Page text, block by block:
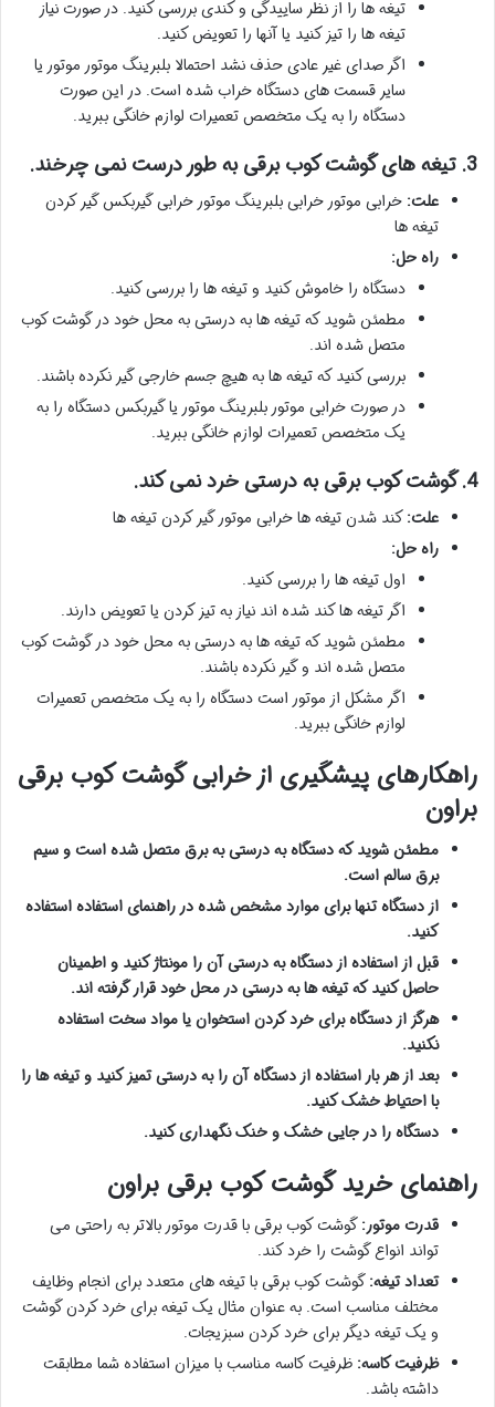
تیغه ها را از نظر ساییدگی و کندی بررسی کنید. در صورت نیاز
تیغه ها را تیز کنید یا آنها را تعویض کنید.
اگر صدای غیر عادی حذف نشد احتمالا بلبرینگ موتور موتور یا
سایر قسمت های دستگاه خراب شده است. در این صورت
دستگاه را به یک متخصص تعمیرات لوازم خانگی ببرید.
3. تیغه های گوشت کوب برقی به طور درست نمی چرخند.
علت: خرابی موتور خرابی بلبرینگ موتور خرابی گیربکس گیر کردن
تیغه ها
راه حل:
دستگاه را خاموش کنید و تیغه ها را بررسی کنید.
مطمئن شوید که تیغه ها به درستی به محل خود در گوشت کوب
متصل شده اند.
بررسی کنید که تیغه ها به هیچ جسم خارجی گیر نکرده باشند.
در صورت خرابی موتور بلبرینگ موتور یا گیربکس دستگاه را به
یک متخصص تعمیرات لوازم خانگی ببرید.
4. گوشت کوب برقی به درستی خرد نمی کند.
علت:کند شدن تیغه ها خرابی موتور گیر کردن تیغه ها
راه حل:
اول تیغه ها را بررسی کنید.
اگر تیغه ها کند شده اند نیاز به تیز کردن یا تعویض دارند.
مطمئن شوید که تیغه ها به درستی به محل خود در گوشت کوب
متصل شده اند و گیر نکرده باشند.
اگر مشکل از موتور است دستگاه را به یک متخصص تعمیرات
لوازم خانگی ببرید.
راهکارهای پیشگیری از خرابی گوشت کوب برقی
براون
مطمئن شوید که دستگاه به درستی به برق متصل شده است و سیم
برق سالم است.
از دستگاه تنها برای موارد مشخص شده در راهنمای استفاده استفاده
کنید.
قبل از استفاده از دستگاه به درستی آن را مونتاژ کنید و اطمینان
حاصل کنید که تیغه ها به درستی در محل خود قرار گرفته اند.
هرگز از دستگاه برای خرد کردن استخوان یا مواد سخت استفاده
نکنید.
بعد از هر بار استفاده از دستگاه آن را به درستی تمیز کنید و تیغه ها را
با احتیاط خشک کنید.
دستگاه را در جایی خشک و خنک نگهداری کنید.
راهنمای خرید گوشت کوب برقی براون
قدرت موتور:گوشت کوب برقی با قدرت موتور بالاتر به راحتی می
تواند انواع گوشت را خرد کند.
تعداد تیغه:گوشت کوب برقی با تیغه های متعدد برای انجام وظایف
مختلف مناسب است. به عنوان مثال یک تیغه برای خرد کردن گوشت
و یک تیغه دیگر برای خرد کردن سبزیجات.
ظرفیت کاسه: ظرفیت کاسه مناسب با میزان استفاده شما مطابقت
داشته باشد.